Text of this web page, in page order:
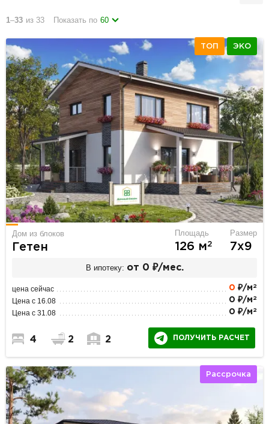
1–33 из 33 Показать по 60
ТОП ЭКО
Дом из блоков
Гетен
Площадь
126 м2
Размер
7х9
В ипотеку: от 0 ₽/мес.
цена сейчас 0 ₽/м 2
Цена с 16.08 0 ₽/м 2
Цена с 31.08 0 ₽/м 2
4 2 2 ПОЛУЧИТЬ РАСЧЕТ
Рассрочка